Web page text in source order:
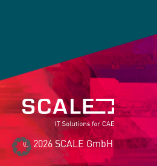
© 2026 SCALE GmbH